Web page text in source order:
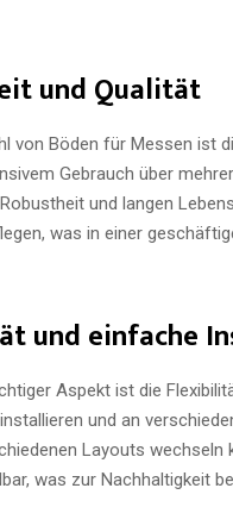
und Qualität
von Böden für Messen ist
Gebrauch über
und langen
was in einer
und einfache
Aspekt ist die
und an
Layouts
was zur Nachhaltigkeit